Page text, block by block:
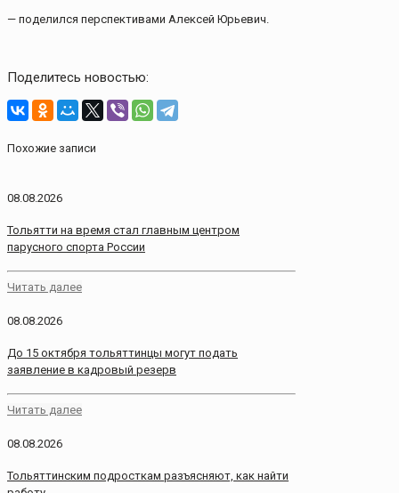
— поделился перспективами Алексей Юрьевич.
Поделитесь новостью:
Похожие записи
08.08.2026
Тольятти на время стал главным центром
парусного спорта России
Читать далее
08.08.2026
До 15 октября тольяттинцы могут подать
заявление в кадровый резерв
Читать далее
08.08.2026
Тольяттинским подросткам разъясняют, как найти